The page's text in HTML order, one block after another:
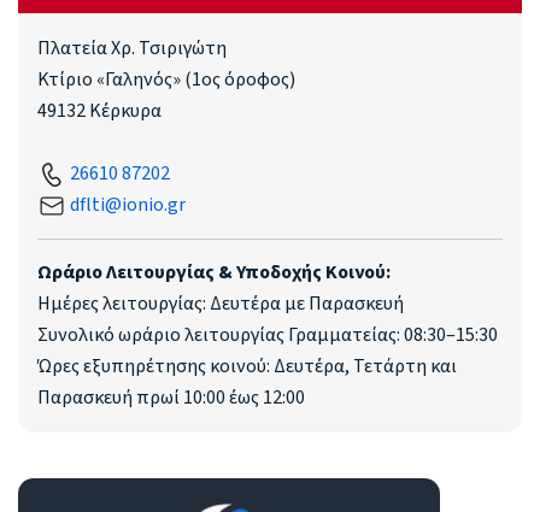
Πλατεία Χρ. Τσιριγώτη
Κτίριο «Γαληνός» (1ος όροφος)
49132 Κέρκυρα
26610 87202
dflti@ionio.gr
Ωράριο Λειτουργίας & Υποδοχής Κοινού:
Ημέρες λειτουργίας: Δευτέρα με Παρασκευή
Συνολικό ωράριο λειτουργίας Γραμματείας: 08:30–15:30
Ώρες εξυπηρέτησης κοινού: Δευτέρα, Τετάρτη και
Παρασκευή πρωί 10:00 έως 12:00